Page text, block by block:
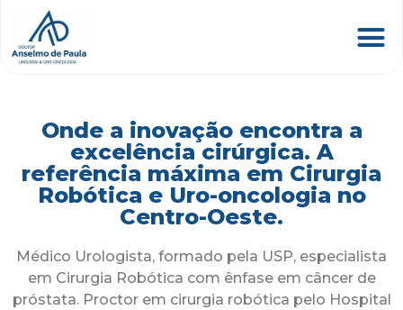
Onde a inovação encontra a
excelência cirúrgica. A
referência máxima em Cirurgia
Robótica e Uro-oncologia no
Centro-Oeste.
Médico Urologista, formado pela USP, especialista
em Cirurgia Robótica com ênfase em câncer de
próstata. Proctor em cirurgia robótica pelo Hospital